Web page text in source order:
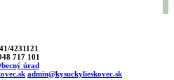
4231121
717 101
úrad
admin@kysuckylieskovec.sk